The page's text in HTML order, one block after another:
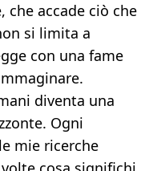
che accade ciò che
si limita a
con una fame
diventa una
Ogni
mie ricerche